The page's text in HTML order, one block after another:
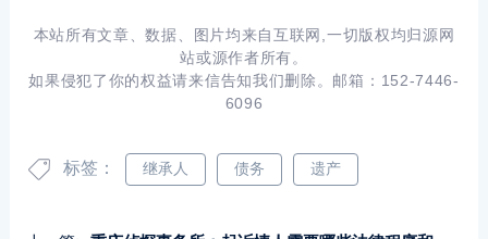
本站所有文章、数据、图片均来自互联网,一切版权均归源网
站或源作者所有。
如果侵犯了你的权益请来信告知我们删除。邮箱：152-7446-
6096
标签： 继承人 债务 遗产